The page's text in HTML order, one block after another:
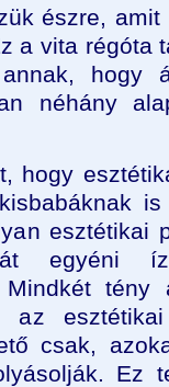
észre,
a vita régóta
hogy
néhány
hogy
esztétikai
egyéni
Mindkét
esztétikai
csak,
Ez